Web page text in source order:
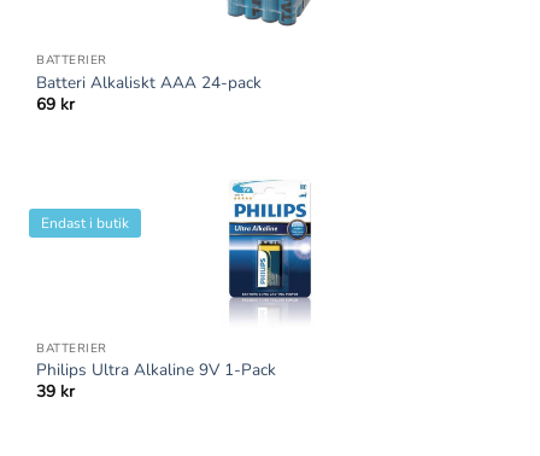
BATTERIER
Batteri Alkaliskt AAA 24-pack
69 kr
Endast i butik
BATTERIER
Philips Ultra Alkaline 9V 1-Pack
39 kr